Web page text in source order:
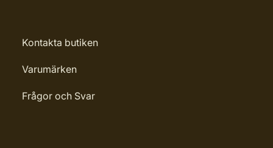
Kontakta butiken
Varumärken
Frågor och Svar